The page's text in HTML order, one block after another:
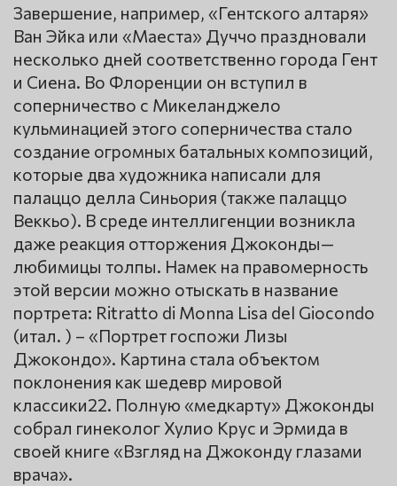
Завершение, например, «Гентского алтаря»
Ван Эйка или «Маеста» Дуччо праздновали
несколько дней соответственно города Гент
и Сиена. Во Флоренции он вступил в
соперничество с Микеланджело
кульминацией этого соперничества стало
создание огромных батальных композиций,
которые два художника написали для
палаццо делла Синьория (также палаццо
Веккьо). В среде интеллигенции возникла
даже реакция отторжения Джоконды—
любимицы толпы. Намек на правомерность
этой версии можно отыскать в название
портрета: Ritratto di Monna Lisa del Giocondo
(итал. ) – «Портрет госпожи Лизы
Джокондо». Картина стала объектом
поклонения как шедевр мировой
классики22. Полную «медкарту» Джоконды
собрал гинеколог Хулио Крус и Эрмида в
своей книге «Взгляд на Джоконду глазами
врача».